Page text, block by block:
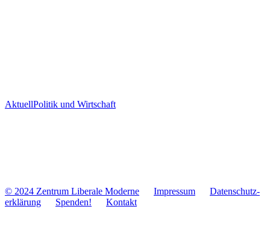
AktuellPolitik und Wirtschaft
© 2024 Zentrum Libe­rale Moderne Impres­sum
Daten­schutz­
er­klä­rung
Spenden! Kontakt